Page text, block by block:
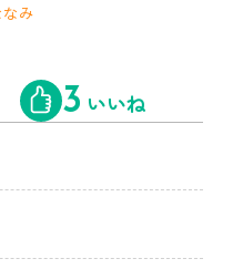
なみ
3 いいね